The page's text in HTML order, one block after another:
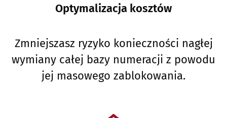
Optymalizacja kosztów
Zmniejszasz ryzyko konieczności nagłej
wymiany całej bazy numeracji z powodu
jej masowego zablokowania.